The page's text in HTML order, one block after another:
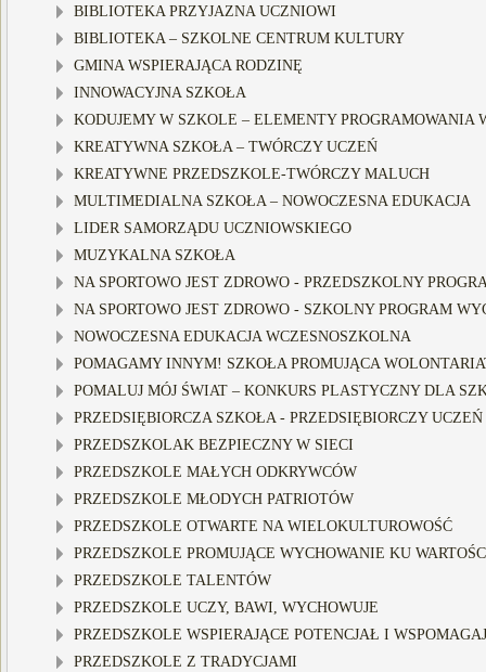
BIBLIOTEKA PRZYJAZNA UCZNIOWI
BIBLIOTEKA – SZKOLNE CENTRUM KULTURY
GMINA WSPIERAJĄCA RODZINĘ
INNOWACYJNA SZKOŁA
KODUJEMY W SZKOLE – ELEMENTY PROGRAMOWANIA
KREATYWNA SZKOŁA – TWÓRCZY UCZEŃ
KREATYWNE PRZEDSZKOLE-TWÓRCZY MALUCH
MULTIMEDIALNA SZKOŁA – NOWOCZESNA EDUKACJA
LIDER SAMORZĄDU UCZNIOWSKIEGO
MUZYKALNA SZKOŁA
NA SPORTOWO JEST ZDROWO - PRZEDSZKOLNY
NA SPORTOWO JEST ZDROWO - SZKOLNY PROGRAM
NOWOCZESNA EDUKACJA WCZESNOSZKOLNA
POMAGAMY INNYM! SZKOŁA PROMUJĄCA
POMALUJ MÓJ ŚWIAT – KONKURS PLASTYCZNY DLA
PRZEDSIĘBIORCZA SZKOŁA - PRZEDSIĘBIORCZY UCZEŃ
PRZEDSZKOLAK BEZPIECZNY W SIECI
PRZEDSZKOLE MAŁYCH ODKRYWCÓW
PRZEDSZKOLE MŁODYCH PATRIOTÓW
PRZEDSZKOLE OTWARTE NA WIELOKULTUROWOŚĆ
PRZEDSZKOLE PROMUJĄCE WYCHOWANIE KU
PRZEDSZKOLE TALENTÓW
PRZEDSZKOLE UCZY, BAWI, WYCHOWUJE
PRZEDSZKOLE WSPIERAJĄCE POTENCJAŁ I
PRZEDSZKOLE Z TRADYCJAMI